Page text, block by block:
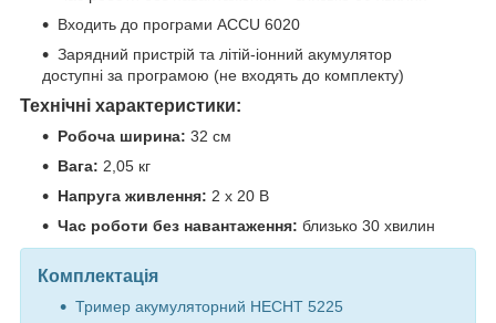
Входить до програми ACCU 6020
Зарядний пристрій та літій-іонний акумулятор
доступні за програмою (не входять до комплекту)
Технічні характеристики:
Робоча ширина: 32 см
Вага: 2,05 кг
Напруга живлення: 2 х 20 В
Час роботи без навантаження: близько 30 хвилин
Комплектація
Тример акумуляторний HECHT 5225